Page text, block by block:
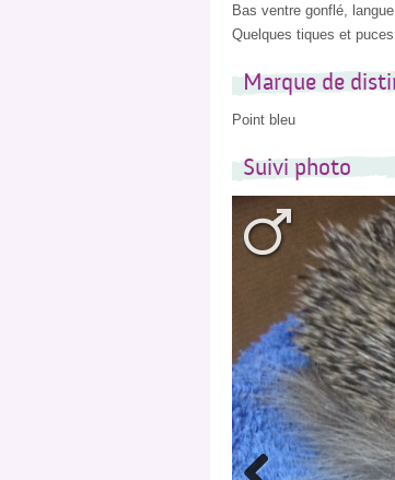
Bas ventre gonflé,
Quelques tiques et puces
Marque de
Point bleu
Suivi photo